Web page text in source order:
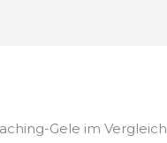
Gele im Vergleich